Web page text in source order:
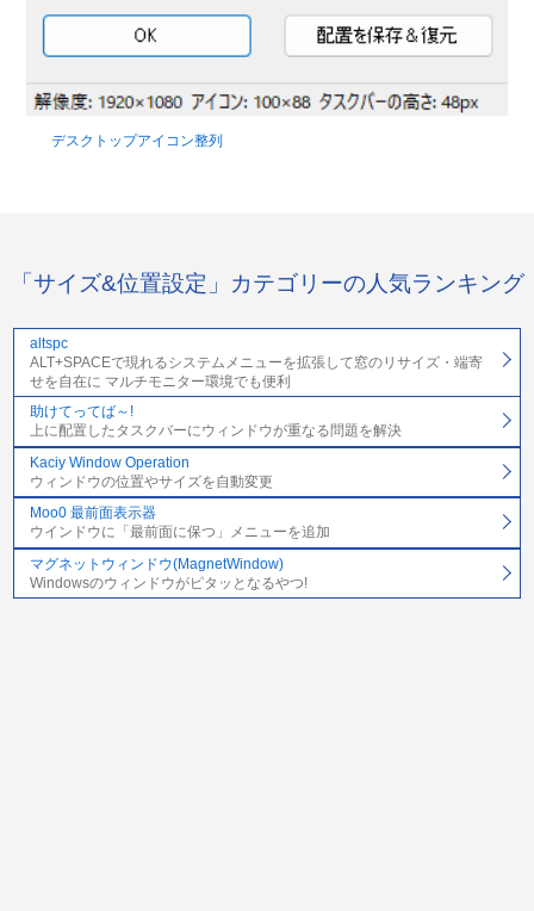
デスクトップアイコン整列
「サイズ&位置設定」カテゴリーの人気ランキング
altspc
ALT+SPACEで現れるシステムメニューを拡張して窓のリサイズ・端寄
せを自在に マルチモニター環境でも便利
助けてってば～!
上に配置したタスクバーにウィンドウが重なる問題を解決
Kaciy Window Operation
ウィンドウの位置やサイズを自動変更
Moo0 最前面表示器
ウインドウに「最前面に保つ」メニューを追加
マグネットウィンドウ(MagnetWindow)
Windowsのウィンドウがピタッとなるやつ!